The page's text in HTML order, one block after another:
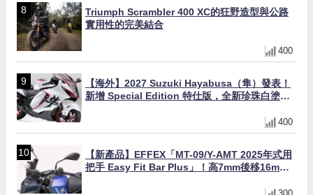
Triumph Scrambler 400 XC的狂野造型與公路
實用性的完美結合
400
【海外】2027 Suzuki Hayabusa（隼）發表！
新增 Special Edition 特仕版，全新珍珠白塗裝
400
【新產品】EFFEX「MT-09/Y-AMT 2025年式用
把手 Easy Fit Bar Plus」！高7mm後移16mm